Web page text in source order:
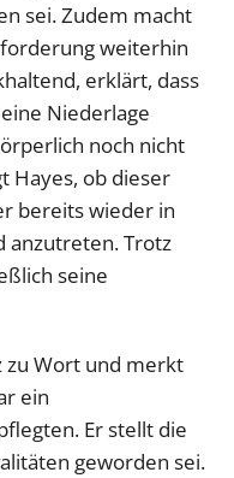
sei. Zudem macht
weiterhin
erklärt, dass
Niederlage
noch nicht
Hayes, ob dieser
bereits wieder in
anzutreten. Trotz
seine
zu Wort und merkt
ein
Er stellt die
geworden sei.